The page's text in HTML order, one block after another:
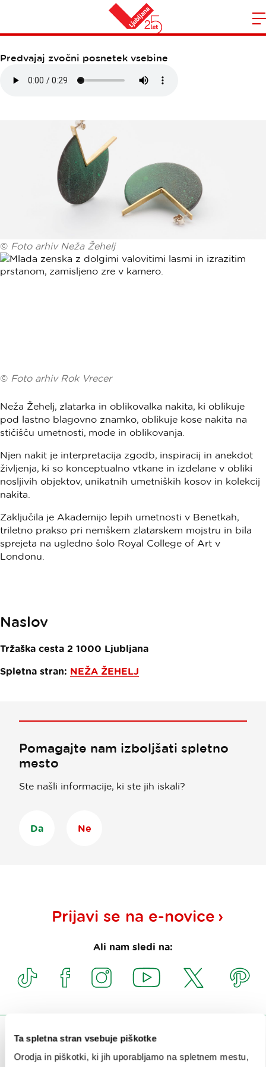
Ta spletna stran vsebuje piškotke
Orodja in piškotki, ki jih uporabljamo na spletnem mestu,
Domov
NEŽA ŽEHELJ
Predvajaj zvočni posnetek vsebine
© Foto arhiv Neža Žehelj
© Foto arhiv Rok Vrecer
Neža Žehelj, zlatarka in oblikovalka nakita, ki oblikuje
pod lastno blagovno znamko, oblikuje kose nakita na
stičišču umetnosti, mode in oblikovanja.
Njen nakit je interpretacija zgodb, inspiracij in anekdot
življenja, ki so konceptualno vtkane in izdelane v obliki
nosljivih objektov, unikatnih umetniških kosov in kolekcij
nakita.
Zaključila je Akademijo lepih umetnosti v Benetkah,
triletno prakso pri nemškem zlatarskem mojstru in bila
sprejeta na ugledno šolo Royal College of Art v
Londonu.
Naslov
Tržaška cesta 2 1000 Ljubljana
Spletna stran: NEŽA ŽEHELJ
Pomagajte nam izboljšati spletno
mesto
Ste našli informacije, ki ste jih iskali?
Da Ne
Prijavi se na e-novice
Ali nam sledi na:
OBISKOVALCI